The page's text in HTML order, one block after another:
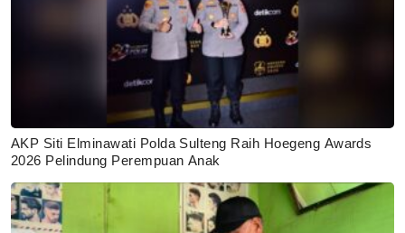
AKP Siti Elminawati Polda Sulteng Raih Hoegeng Awards
2026 Pelindung Perempuan Anak